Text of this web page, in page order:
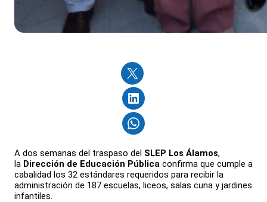
A dos semanas del traspaso del SLEP Los Álamos,
la Dirección de Educación Pública confirma que cumple a
cabalidad los 32 estándares requeridos para recibir la
administración de 187 escuelas, liceos, salas cuna y jardines
infantiles.